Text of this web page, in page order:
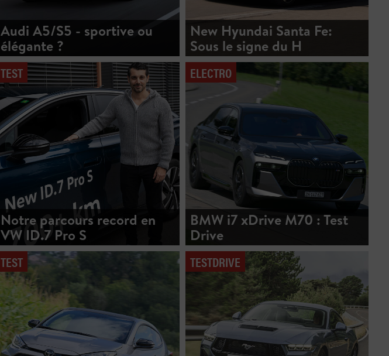
Audi A5/S5 - sportive ou
élégante ?
New Hyundai Santa Fe:
Sous le signe du H
TEST
Notre parcours record en
VW ID.7 Pro S
ELECTRO
BMW i7 xDrive M70 : Test
Drive
TEST TESTDRIVE